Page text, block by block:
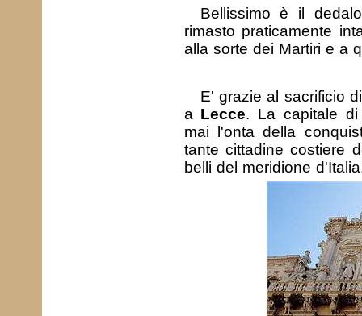
Bellissimo è il
rimasto praticamente
alla sorte dei Martiri e a
E' grazie al sacrificio
a Lecce. La capitale di
mai l'onta della
tante cittadine costiere
belli del meridione